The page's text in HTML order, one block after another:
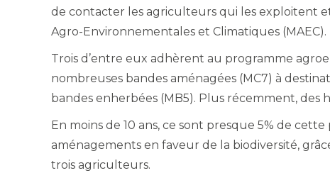
de contacter les agriculteurs qui les exploitent
Agro-Environnementales et Climatiques (MAEC).
Trois d’entre eux adhèrent au programme
nombreuses bandes aménagées (MC7) à
bandes enherbées (MB5). Plus récemment, des
En moins de 10 ans, ce sont presque 5% de
aménagements en faveur de la biodiversité,
trois agriculteurs.